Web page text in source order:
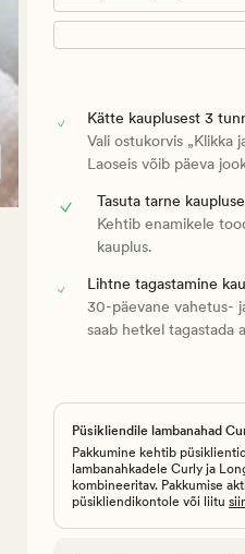
Kätte kauplusest 3
Vali ostukorvis „Klikka
Laoseis võib päeva
Tasuta tarne
Kehtib enamikele
kauplus.
Lihtne tagastamine
30-päevane vahetus-
saab hetkel tagastada
Püsikliendile lambanahad
Pakkumine kehtib
lambanahkadele Curly ja
kombineeritav. Pakkumise
püsikliendikontole või liitu